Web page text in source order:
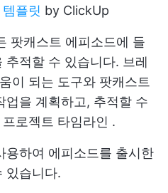
플릿 by ClickUp
팟캐스트 에피소드에 들
추적할 수 있습니다. 브레
이 되는 도구와 팟캐스트
업을 계획하고, 추적할 수
프로젝트 타임라인 .
용하여 에피소드를 출시한
있습니다.